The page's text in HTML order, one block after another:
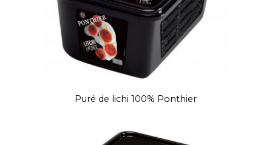
Puré de lichi 100% Ponthier